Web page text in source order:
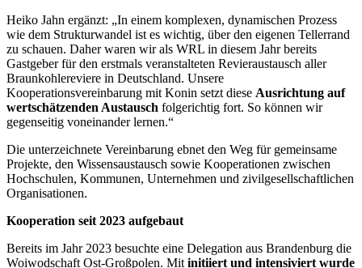
Heiko Jahn ergänzt: „In einem komplexen, dynamischen Prozess
wie dem Strukturwandel ist es wichtig, über den eigenen Tellerrand
zu schauen. Daher waren wir als WRL in diesem Jahr bereits
Gastgeber für den erstmals veranstalteten Revieraustausch aller
Braunkohlereviere in Deutschland. Unsere
Kooperationsvereinbarung mit Konin setzt diese Ausrichtung auf
wertschätzenden Austausch folgerichtig fort. So können wir
gegenseitig voneinander lernen.“
Die unterzeichnete Vereinbarung ebnet den Weg für gemeinsame
Projekte, den Wissensaustausch sowie Kooperationen zwischen
Hochschulen, Kommunen, Unternehmen und zivilgesellschaftlichen
Organisationen.
Kooperation seit 2023 aufgebaut
Bereits im Jahr 2023 besuchte eine Delegation aus Brandenburg die
Woiwodschaft Ost-Großpolen. Mit initiiert und intensiviert wurde